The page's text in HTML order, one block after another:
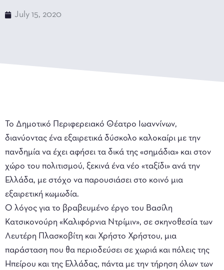
July 15, 2020
Το Δημοτικό Περιφερειακό Θέατρο Ιωαννίνων,
διανύοντας ένα εξαιρετικά δύσκολο καλοκαίρι με την
πανδημία να έχει αφήσει τα δικά της «σημάδια» και στον
χώρο του πολιτισμού, ξεκινά ένα νέο «ταξίδι» ανά την
Ελλάδα, με στόχο να παρουσιάσει στο κοινό μια
εξαιρετική κωμωδία.
Ο λόγος για το βραβευμένο έργο του Βασίλη
Κατσικονούρη «Καλιφόρνια Ντρίμιν», σε σκηνοθεσία των
Λευτέρη Πλασκοβίτη και Χρήστο Χρήστου, μια
παράσταση που θα περιοδεύσει σε χωριά και πόλεις της
Ηπείρου και της Ελλάδας, πάντα με την τήρηση όλων των